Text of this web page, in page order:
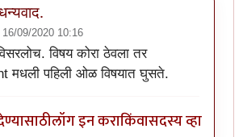
16/09/2020 10:16
विषय: मध्ये अक्षरात लिहा.by
विषय कोरा ठेवला तर
मधली पहिली ओळ विषयात घुसते.
लॉग इन कराकिंवासदस्य व्हा